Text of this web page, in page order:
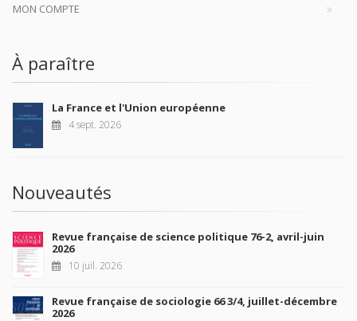
MON COMPTE
À paraître
La France et l'Union européenne
4 sept. 2026
Nouveautés
Revue française de science politique 76-2, avril-juin
2026
10 juil. 2026
Revue française de sociologie 66 3/4, juillet-décembre
2026